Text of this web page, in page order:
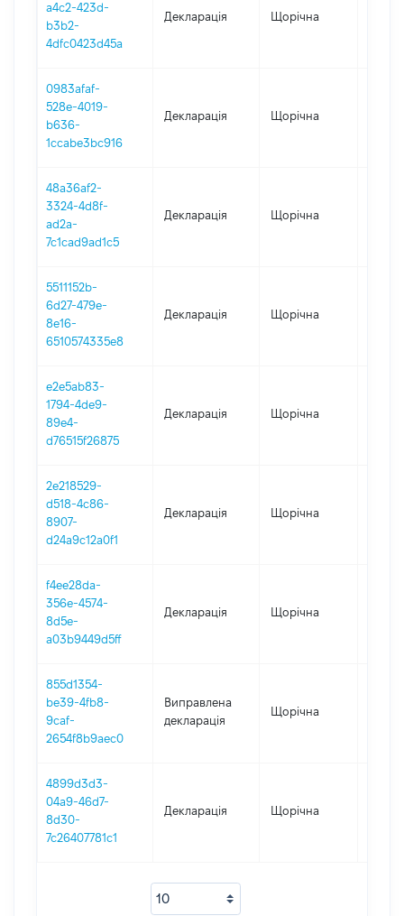
a4c2-423d-
b3b2-
4dfc0423d45a
Декларація Щорічна
0983afaf-
528e-4019-
b636-
1ccabe3bc916
Декларація Щорічна
48a36af2-
3324-4d8f-
ad2a-
7c1cad9ad1c5
Декларація Щорічна
5511152b-
6d27-479e-
8e16-
6510574335e8
Декларація Щорічна
e2e5ab83-
1794-4de9-
89e4-
d76515f26875
Декларація Щорічна
2e218529-
d518-4c86-
8907-
d24a9c12a0f1
Декларація Щорічна
f4ee28da-
356e-4574-
8d5e-
a03b9449d5ff
Декларація Щорічна
855d1354-
be39-4fb8-
9caf-
2654f8b9aec0
Виправлена
декларація
Щорічна
4899d3d3-
04a9-46d7-
8d30-
7c26407781c1
Декларація Щорічна